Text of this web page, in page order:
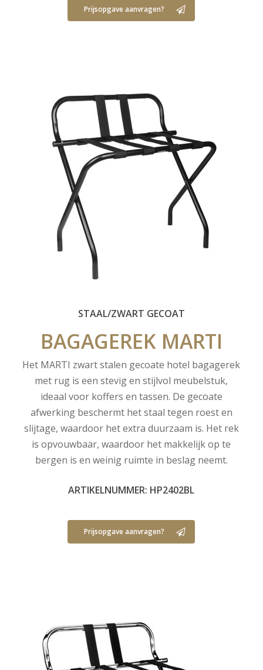
Prijsopgave aanvragen?
STAAL/ZWART GECOAT
BAGAGEREK MARTI
Het MARTI zwart stalen gecoate hotel bagagerek
met rug is een stevig en stijlvol meubelstuk,
ideaal voor koffers en tassen. De gecoate
afwerking beschermt het staal tegen roest en
slijtage, waardoor het extra duurzaam is. Het rek
is opvouwbaar, waardoor het makkelijk op te
bergen is en weinig ruimte in beslag neemt.
ARTIKELNUMMER: HP2402BL
Prijsopgave aanvragen?